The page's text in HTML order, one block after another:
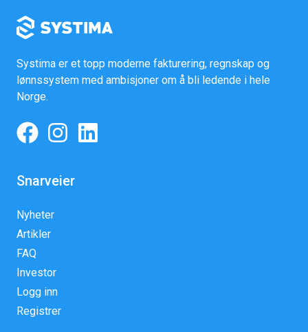
Systima er et topp moderne fakturering, regnskap og
lønnssystem med ambisjoner om å bli ledende i hele
Norge.
Snarveier
Nyheter
Artikler
FAQ
Investor
Logg inn
Registrer